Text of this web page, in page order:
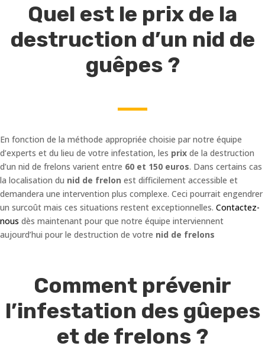
Quel est le prix de la
destruction d’un nid de
guêpes ?
En fonction de la méthode appropriée choisie par notre équipe
d’experts et du lieu de votre infestation, les prix de la destruction
d’un nid de frelons varient entre 60 et 150 euros. Dans certains cas
la localisation du nid de frelon est difficilement accessible et
demandera une intervention plus complexe. Ceci pourrait engendrer
un surcoût mais ces situations restent exceptionnelles. Contactez-
nous dès maintenant pour que notre équipe interviennent
aujourd’hui pour le destruction de votre nid de frelons
Comment prévenir
l’infestation des gûepes
et de frelons ?